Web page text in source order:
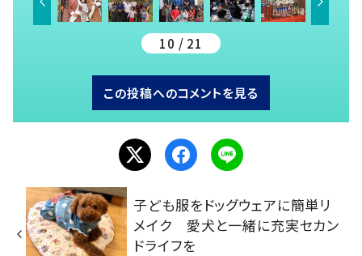
10 / 21
この投稿へのコメントを見る
子ども服をドッグウェアに簡単リ
メイク 愛犬と一緒に充実セカン
ドライフを